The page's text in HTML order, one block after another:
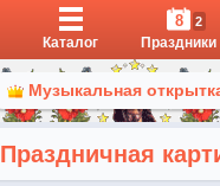
Каталог
8 2
Праздники
Музыкальная
Праздничная